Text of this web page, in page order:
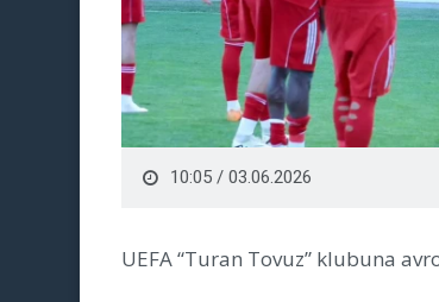
10:05 / 03.06.2026
UEFA “Turan Tovuz” klubuna